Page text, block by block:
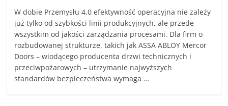
W dobie Przemysłu 4.0 efektywność operacyjna nie zależy
już tylko od szybkości linii produkcyjnych, ale przede
wszystkim od jakości zarządzania procesami. Dla firm o
rozbudowanej strukturze, takich jak ASSA ABLOY Mercor
Doors – wiodącego producenta drzwi technicznych i
przeciwpożarowych – utrzymanie najwyższych
standardów bezpieczeństwa wymaga …